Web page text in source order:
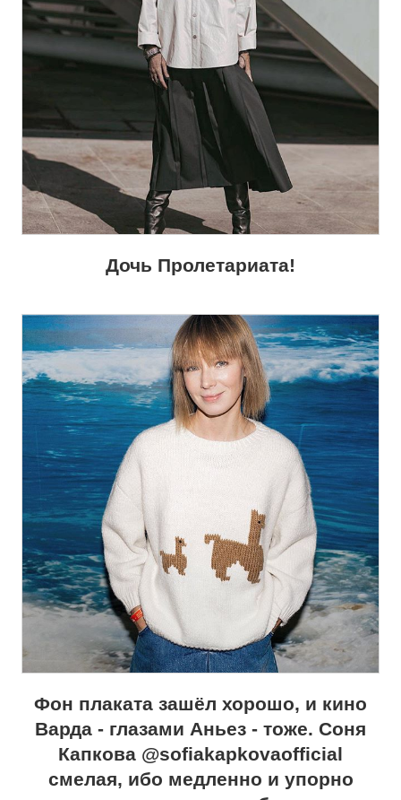
Дочь Пролетариата!
Фон плаката зашёл хорошо, и кино
Варда - глазами Аньез - тоже. Соня
Капкова @sofiakapkovaofficial
смелая, ибо медленно и упорно